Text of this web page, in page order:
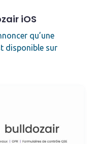
iOS
qu’une
disponible sur